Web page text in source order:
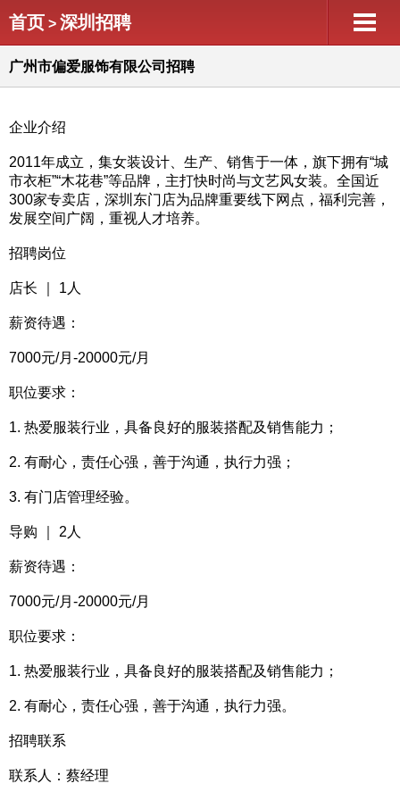
首页 > 深圳招聘
广州市偏爱服饰有限公司招聘
企业介绍
2011年成立，集女装设计、生产、销售于一体，旗下拥有“城
市衣柜”“木花巷”等品牌，主打快时尚与文艺风女装。全国近
300家专卖店，深圳东门店为品牌重要线下网点，福利完善，
发展空间广阔，重视人才培养。
招聘岗位
店长 ｜ 1人
薪资待遇：
7000元/月-20000元/月
职位要求：
1. 热爱服装行业，具备良好的服装搭配及销售能力；
2. 有耐心，责任心强，善于沟通，执行力强；
3. 有门店管理经验。
导购 ｜ 2人
薪资待遇：
7000元/月-20000元/月
职位要求：
1. 热爱服装行业，具备良好的服装搭配及销售能力；
2. 有耐心，责任心强，善于沟通，执行力强。
招聘联系
联系人：蔡经理